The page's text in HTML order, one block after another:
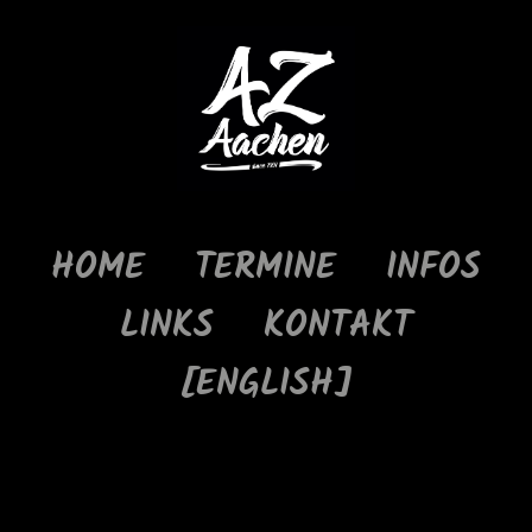
HOME TERMINE
INFOS
LINKS
KONTAKT
[ENGLISH]